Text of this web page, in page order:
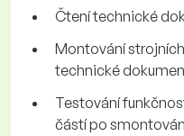
Čtení technické
Montování
technické
Testování
částí po